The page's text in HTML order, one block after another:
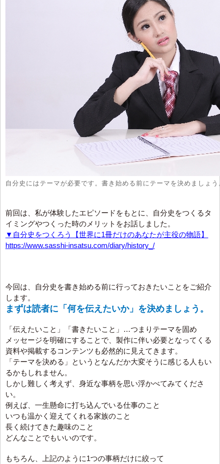
自分史にはテーマが必要です。書き始める前にテーマを決めましょう
前回は、私が体験したエピソードをもとに、自分史をつくるタ
イミングやつくった時のメリットをお話しました。
▼自分史をつくろう【世界に1冊だけのあなたが主役の物語】
https://www.sasshi-insatsu.com/diary/history_/
今回は、自分史を書き始める前に行っておきたいことをご紹介
します。
まずは読者に「何を伝えたいか」を決めましょう。
「伝えたいこと」「書きたいこと」…つまりテーマを固め
メッセージを明確にすることで、製作に伴い必要となってくる
資料や掲載するコンテンツも必然的に見えてきます。
「テーマを決める」というとなんだか大変そうに感じる人もい
るかもしれません。
しかし難しく考えず、身近な事柄を思い浮かべてみてくださ
い。
例えば、一生懸命に打ち込んでいる仕事のこと
いつも温かく迎えてくれる家族のこと
長く続けてきた趣味のこと
どんなことでもいいのです。
もちろん、上記のように1つの事柄だけに絞って